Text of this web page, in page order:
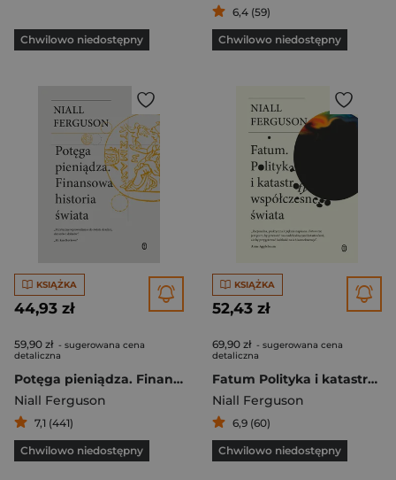
Chwilowo niedostępny
6,4 (59)
Chwilowo niedostępny
KSIĄŻKA
44,93 zł
59,90 zł - sugerowana cena
detaliczna
Potęga pieniądza. Finansowa historia świata
Niall Ferguson
7,1 (441)
Chwilowo niedostępny
KSIĄŻKA
52,43 zł
69,90 zł - sugerowana cena
detaliczna
Fatum Polityka i katastrofy współczesnego świata
Niall Ferguson
6,9 (60)
Chwilowo niedostępny